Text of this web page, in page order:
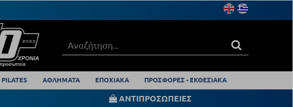
ΑΘΛΗΜΑΤΑ ΕΠΟΧΙΑΚΑ ΠΡΟΣΦΟΡΕΣ - ΕΚΘΕΣΙΑΚΑ
ΑΝΤΙΠΡΟΣΩΠΕΙΕΣ